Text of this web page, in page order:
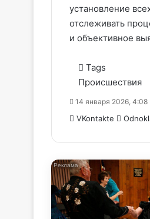
установление
отслеживать
и объективное
Tags
Происшествия
14 января 2026, 4:08
VKontakte